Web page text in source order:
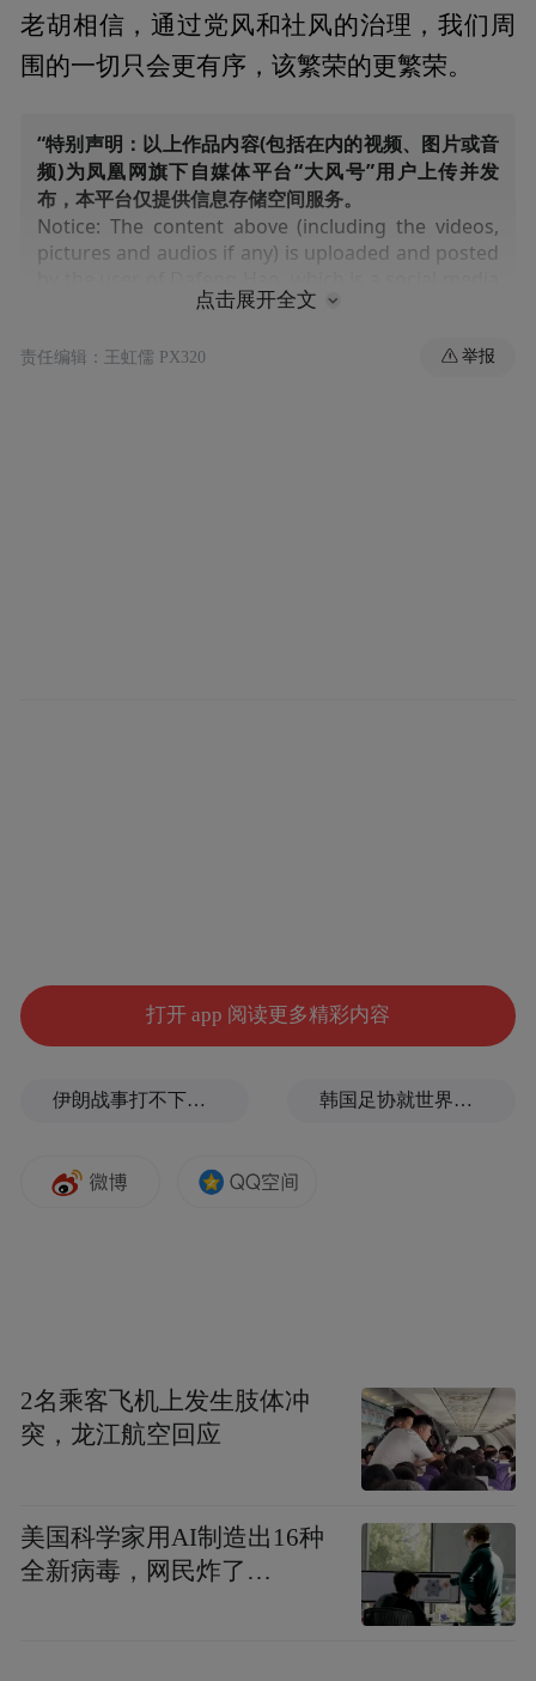
老胡相信，通过党风和社风的治理，我们周
围的一切只会更有序，该繁荣的更繁荣。
“特别声明：以上作品内容(包括在内的视频、图片或音
频)为凤凰网旗下自媒体平台“大风号”用户上传并发
布，本平台仅提供信息存储空间服务。
Notice: The content above (including the videos,
pictures and audios if any) is uploaded and posted
platform and merely provides information storage
点击展开全文
责任编辑：王虹儒 PX320 举报
打开 app 阅读更多精彩内容
伊朗战事打不下去了？美军参联会主席力主“翻篇” 韩国足协就世界杯失利发布致歉信
2名乘客飞机上发生肢体冲
突，龙江航空回应
美国科学家用AI制造出16种
全新病毒，网民炸了…